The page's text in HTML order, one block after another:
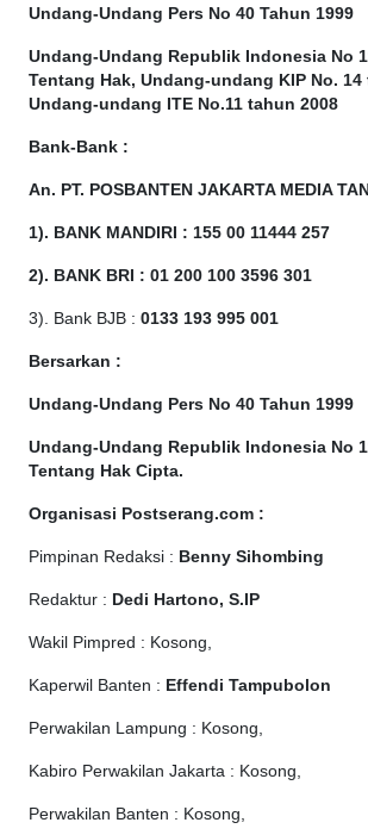
Undang-Undang Pers No 40 Tahun 1999
Undang-Undang Republik Indonesia No
Tentang Hak, Undang-undang KIP No. 14
Undang-undang ITE No.11 tahun 2008
Bank-Bank :
An. PT. POSBANTEN JAKARTA MEDIA
1). BANK MANDIRI : 155 00 11444 257
2). BANK BRI : 01 200 100 3596 301
3). Bank BJB : 0133 193 995 001
Bersarkan :
Undang-Undang Pers No 40 Tahun 1999
Undang-Undang Republik Indonesia No
Tentang Hak Cipta.
Organisasi Postserang.com :
Pimpinan Redaksi : Benny Sihombing
Redaktur : Dedi Hartono, S.IP
Wakil Pimpred : Kosong,
Kaperwil Banten : Effendi Tampubolon
Perwakilan Lampung : Kosong,
Kabiro Perwakilan Jakarta : Kosong,
Perwakilan Banten : Kosong,